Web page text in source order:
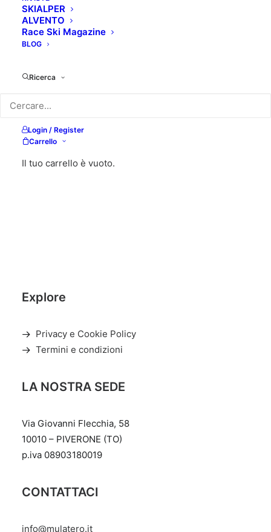
SKIALPER
ALVENTO
Race Ski Magazine
BLOG
Ricerca
Login / Register
Carrello
Il tuo carrello è vuoto.
Explore
Privacy e Cookie Policy
Termini e condizioni
LA NOSTRA SEDE
Via Giovanni Flecchia, 58
10010 – PIVERONE (TO)
p.iva 08903180019
CONTATTACI
info@mulatero.it